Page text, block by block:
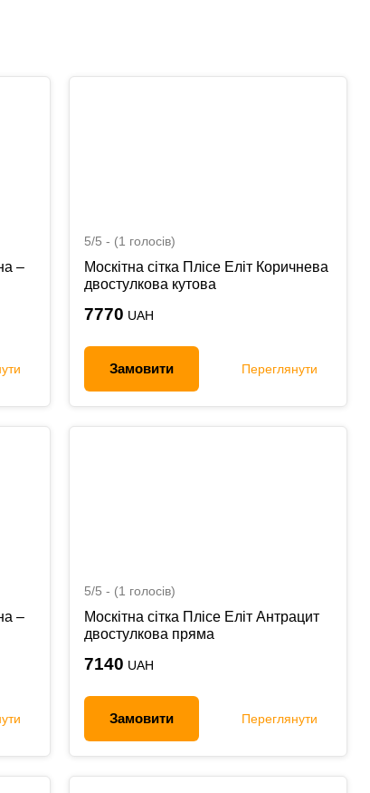
–
5/5 - (1 голосів)
Москітна сітка Плісе Еліт Коричнева
двостулкова кутова
7770 UAH
Замовити Переглянути
–
5/5 - (1 голосів)
Москітна сітка Плісе Еліт Антрацит
двостулкова пряма
7140 UAH
Замовити Переглянути